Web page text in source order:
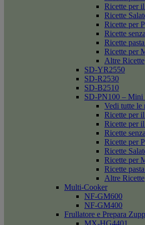
Ricette per
Ricette
Ricette per
Ricette
Ricette
Ricette per
Altre Ricette
SD-YR2550
SD-R2530
SD-B2510
SD-PN100 – Mini
Vedi tutte le
Ricette per
Ricette per
Ricette
Ricette per
Ricette
Ricette per
Ricette
Altre Ricette
Multi-Cooker
NF-GM600
NF-GM400
Frullatore e Prepara
MX-HG4401